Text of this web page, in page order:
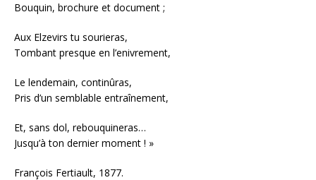
Bouquin, brochure et document ;
Aux Elzevirs tu sourieras,
Tombant presque en l’enivrement,
Le lendemain, continûras,
Pris d’un semblable entraînement,
Et, sans dol, rebouquineras…
Jusqu’à ton dernier moment ! »
François Fertiault, 1877.